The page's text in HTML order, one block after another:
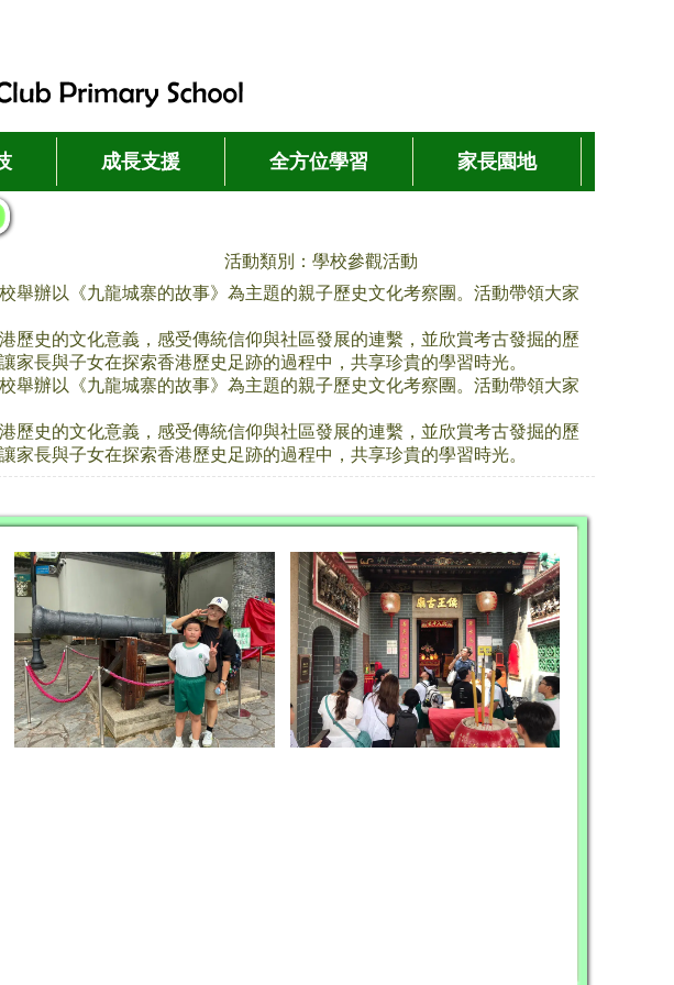
成長支援 全方位學習 家長園地
活動類別：學校參觀活動
舉辦以《九龍城寨的故事》為主題的親子歷史文化考察團。活動帶領大家
歷史的文化意義，感受傳統信仰與社區發展的連繫，並欣賞考古發掘的歷
長與子女在探索香港歷史足跡的過程中，共享珍貴的學習時光。
舉辦以《九龍城寨的故事》為主題的親子歷史文化考察團。活動帶領大家
歷史的文化意義，感受傳統信仰與社區發展的連繫，並欣賞考古發掘的歷
長與子女在探索香港歷史足跡的過程中，共享珍貴的學習時光。